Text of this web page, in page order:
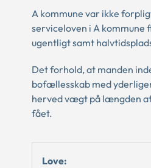
A kommune var ikke
serviceloven i A kommune
ugentligt samt
Det forhold, at manden
bofællesskab med
herved vægt på længden af
fået.
Love: